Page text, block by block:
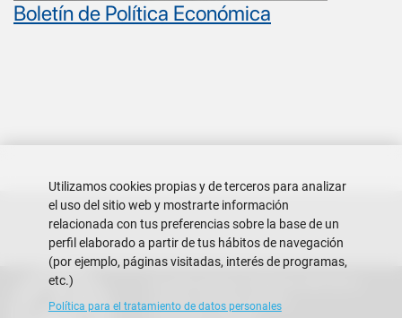
Boletín de Política Económica
Campus Gustavo Galindo
Utilizamos cookies propias y de terceros para analizar
el uso del sitio web y mostrarte información
relacionada con tus preferencias sobre la base de un
perfil elaborado a partir de tus hábitos de navegación
(por ejemplo, páginas visitadas, interés de programas,
etc.)
Política para el tratamiento de datos personales